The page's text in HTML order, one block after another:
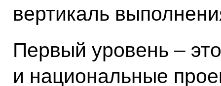
вертикаль
Первый уровень –
и национальные